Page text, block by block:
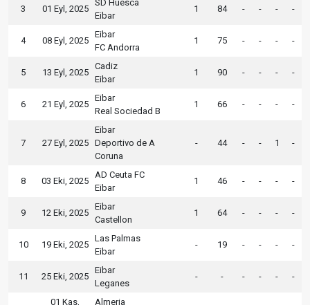
3 01 Eyl, 2025
SD Huesca
Eibar
1 84 - - - -
4 08 Eyl, 2025
Eibar
FC Andorra
1 75 - - - -
5 13 Eyl, 2025
Cadiz
Eibar
1 90 - - - -
6 21 Eyl, 2025
Eibar
Real Sociedad B
1 66 - - - -
7 27 Eyl, 2025
Eibar
Deportivo de A
Coruna
- 44 - - 1 -
8 03 Eki, 2025
AD Ceuta FC
Eibar
1 46 - - - -
9 12 Eki, 2025
Eibar
Castellon
1 64 - - - -
10 19 Eki, 2025
Las Palmas
Eibar
- 19 - - - -
11 25 Eki, 2025
Eibar
Leganes
- - - - - -
01 Kas,
Almeria